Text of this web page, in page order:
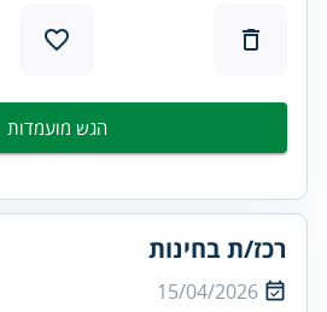
הגש מועמדות
רכז/ת בחינות
15/04/2026